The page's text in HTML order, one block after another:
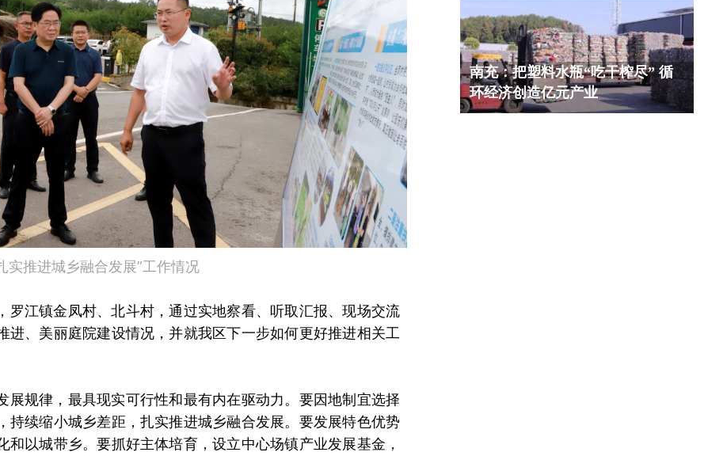
实推进城乡融合发展”工作情况
罗江镇金凤村、北斗村，通过实地察看、听取汇报、现场交流
、美丽庭院建设情况，并就我区下一步如何更好推进相关工
展规律，最具现实可行性和最有内在驱动力。要因地制宜选择
持续缩小城乡差距，扎实推进城乡融合发展。要发展特色优势
以城带乡。要抓好主体培育，设立中心场镇产业发展基金，
南充：把塑料水瓶“吃干榨尽” 循
环经济创造亿元产业